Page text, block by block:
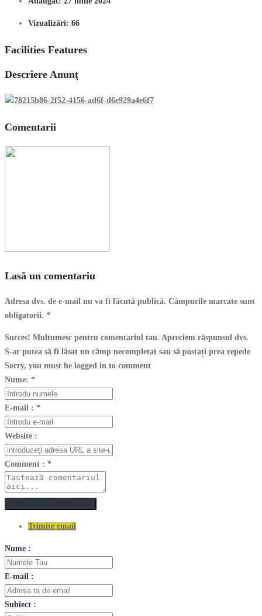
Vizualizări: 66
Facilities Features
Descriere Anunţ
Comentarii
Lasă un comentariu
Adresa dvs. de e-mail nu va fi făcută publică. Câmpurile marcate sunt
obligatorii. *
Succes! Multumesc pentru comentariul tau. Apreciem răspunsul dvs.
S-ar putea să fi lăsat un câmp necompletat sau să postați prea repede
Sorry, you must be logged in to comment
Nume: *
E-mail : *
Website :
Comment : *
Trimite email
Nume :
E-mail :
Subiect :